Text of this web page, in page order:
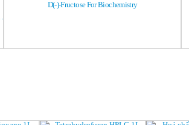
D(-)-Fructose For Biochemistry